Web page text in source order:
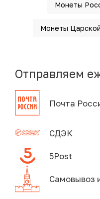
Монеты
Монеты
Отправляем
Почта
СДЭК
5Post
Самовывоз